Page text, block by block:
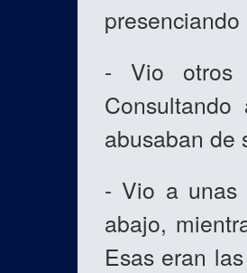
- Vio otros
abusaban de
- Vio a unas
abajo,
Esas eran